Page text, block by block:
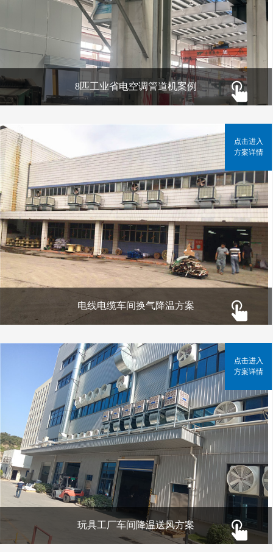
8匹工业省电空调管道机案例
电线电缆车间换气降温方案
点击进入
方案详情
玩具工厂车间降温送风方案
点击进入
方案详情